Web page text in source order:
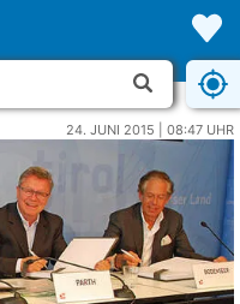
24. JUNI 2015 | 08:47 UHR